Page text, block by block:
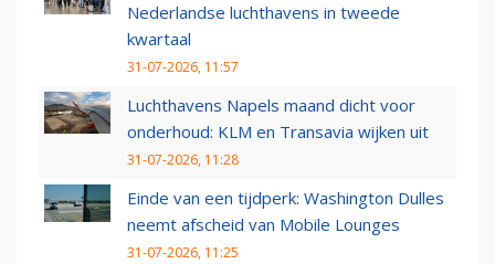
Nederlandse luchthavens in tweede
kwartaal
31-07-2026, 11:57
Luchthavens Napels maand dicht voor
onderhoud: KLM en Transavia wijken uit
31-07-2026, 11:28
Einde van een tijdperk: Washington Dulles
neemt afscheid van Mobile Lounges
31-07-2026, 11:25